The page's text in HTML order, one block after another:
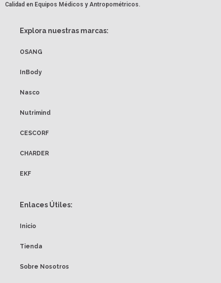
Calidad en Equipos Médicos y Antropométricos.
Explora nuestras marcas:
OSANG
InBody
Nasco
Nutrimind
CESCORF
CHARDER
EKF
Enlaces Útiles:
Inicio
Tienda
Sobre Nosotros